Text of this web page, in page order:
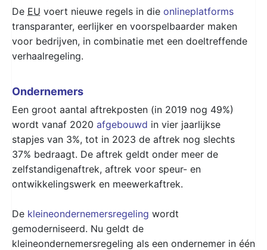
De EU voert nieuwe regels in die online­platforms
transparanter, eerlijker en voorspelbaarder maken
voor bedrijven, in combinatie met een doeltreffende
verhaal­regeling.
Ondernemers
Een groot aantal aftrekposten (in 2019 nog 49%)
wordt vanaf 2020 afgebouwd in vier jaarlijkse
stapjes van 3%, tot in 2023 de aftrek nog slechts
37% bedraagt. De aftrek geldt onder meer de
zelfstandigenaftrek, aftrek voor speur- en
ontwikkelingswerk en meewerkaftrek.
De kleineondernemersregeling wordt
gemoderniseerd. Nu geldt de
kleineondernemersregeling als een ondernemer in één